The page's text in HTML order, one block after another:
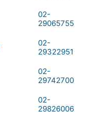
02-
29065755
02-
29322951
02-
29742700
02-
29826006